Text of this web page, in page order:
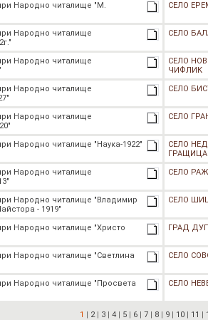
Народно читалище "М.
СЕЛО
Народно читалище
СЕЛО
Народно читалище
СЕЛО
ЧИФЛИК
Народно читалище
СЕЛО
Народно читалище
СЕЛО
Народно читалище "Наука-1922"
СЕЛО
ГРАЩИЦА
Народно читалище
СЕЛО
Народно читалище "Владимир
- 1919"
СЕЛО
Народно читалище "Христо
ГРАД
Народно читалище "Светлина
СЕЛО
Народно читалище "Просвета
СЕЛО
1 | 2 | 3 | 4 | 5 | 6 | 7 | 8 | 9 | 10 | 11 |